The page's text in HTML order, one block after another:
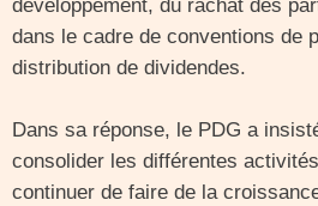
développement, du rachat des
dans le cadre de conventions de
distribution de dividendes.
Dans sa réponse, le PDG a
consolider les différentes
continuer de faire de la